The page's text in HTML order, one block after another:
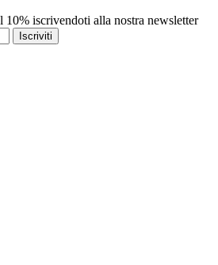
iscrivendoti alla nostra newsletter
Iscriviti